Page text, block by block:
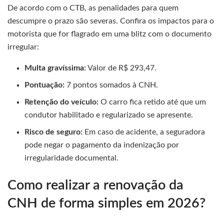
De acordo com o CTB, as penalidades para quem
descumpre o prazo são severas. Confira os impactos para o
motorista que for flagrado em uma blitz com o documento
irregular:
Multa gravíssima:Valor de R$ 293,47.
Pontuação: 7 pontos somados à CNH.
Retenção do veículo: O carro fica retido até que um
condutor habilitado e regularizado se apresente.
Risco de seguro: Em caso de acidente, a seguradora
pode negar o pagamento da indenização por
irregularidade documental.
Como realizar a renovação da
CNH de forma simples em 2026?